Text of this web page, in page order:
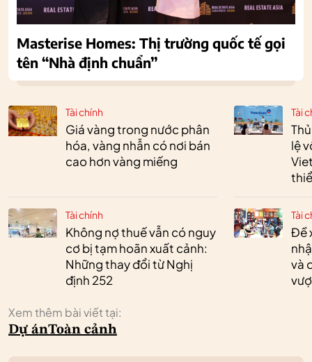
Tài chính
Giá vàng trong nước phân
hóa, vàng nhẫn có nơi bán
cao hơn vàng miếng
Tài chính
Không nợ thuế vẫn có nguy
cơ bị tạm hoãn xuất cảnh:
Những thay đổi từ Nghị
định 252
Tài
lệ
Tài
Đề
và
Xem thêm bài viết tại:
Dự ánToàn cảnh
Masterise Homes: Thị trường quốc tế gọi
tên “Nhà định chuẩn”